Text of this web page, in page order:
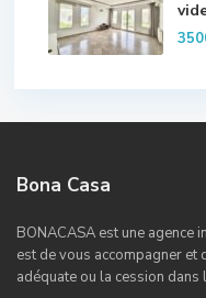
Bona Casa
BONACASA est une agence
est de vous accompagner et
adéquate ou la cession